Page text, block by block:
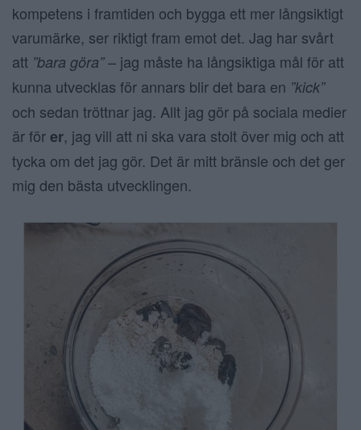
kompetens i framtiden och bygga ett mer långsiktigt
varumärke, ser riktigt fram emot det. Jag har svårt
att ”bara göra”– jag måste ha långsiktiga mål för att
kunna utvecklas för annars blir det bara en ”kick”
och sedan tröttnar jag. Allt jag gör på sociala medier
är förer, jag vill att ni ska vara stolt över mig och att
tycka om det jag gör. Det är mitt bränsle och det ger
mig den bästa utvecklingen.